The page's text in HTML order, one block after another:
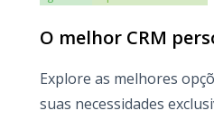
O melhor CRM
Explore as melhores
suas necessidades